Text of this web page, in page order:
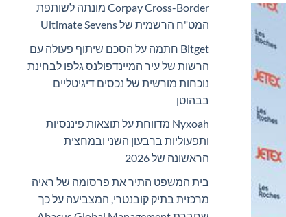
Corpay Cross-Border מונתה לשותפת
המט"ח הרשמית של Ultimate Sevens
Bitget חתמה על הסכם שיתוף פעולה עם
הרשות של עיר המיינדפולנס גלפו לבחינת
נוכחות מורשית של נכסים דיגיטליים
בבהוטן
Nyxoah מדווחת על תוצאות פיננסיות
ותפעוליות ברבעון השני ובמחצית
הראשונה של 2026
בית המשפט התיר את פרסומה של ראיה
מרכזית בתיק קובנטרי, המצביעה על כך